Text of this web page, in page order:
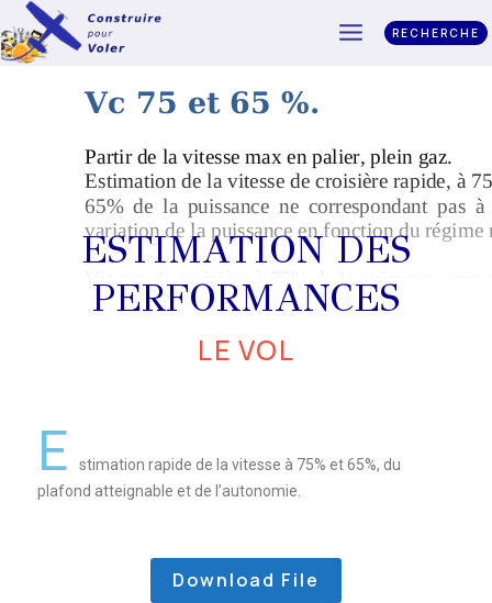
RECHERCHE
ESTIMATION DES
PERFORMANCES
LE VOL
E
stimation rapide de la vitesse à 75% et 65%, du
plafond atteignable et de l’autonomie.
Download File